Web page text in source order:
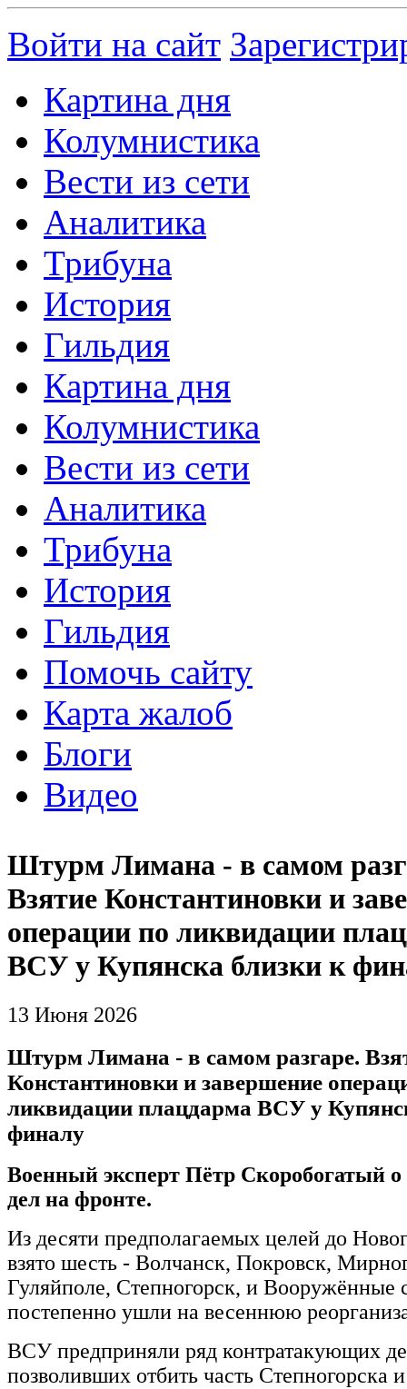
Войти на сайт
Картина дня
Колумнистика
Вести из сети
Аналитика
Трибуна
История
Гильдия
Картина дня
Колумнистика
Вести из сети
Аналитика
Трибуна
История
Гильдия
Помочь сайту
Карта жалоб
Блоги
Видео
Штурм Лимана - в самом
Взятие Константиновки и
операции по ликвидации
ВСУ у Купянска близки к
13 Июня 2026
Штурм Лимана - в самом разгаре.
Константиновки и завершение
ликвидации плацдарма ВСУ у
финалу
Военный эксперт Пётр Скоробогатый
дел на фронте.
Из десяти предполагаемых целей до
взято шесть - Волчанск, Покровск,
Гуляйполе, Степногорск, и
постепенно ушли на весеннюю
ВСУ предприняли ряд контратакующих
позволивших отбить часть Степногорска